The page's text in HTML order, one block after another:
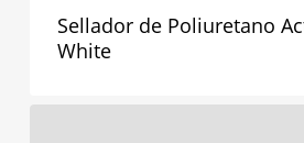
Sellador de Poliuretano
White